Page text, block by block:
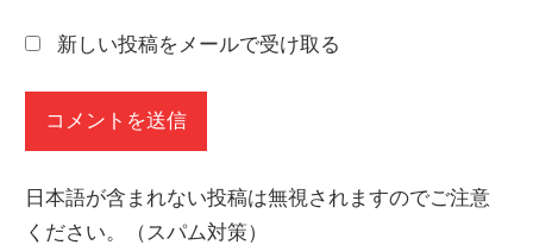
新しい投稿をメールで受け取る
日本語が含まれない投稿は無視されますのでご注意
ください。（スパム対策）